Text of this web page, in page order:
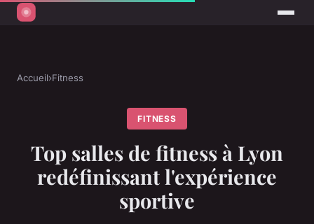
Accueil›Fitness
FITNESS
Top salles de fitness à Lyon
redéfinissant l'expérience
sportive